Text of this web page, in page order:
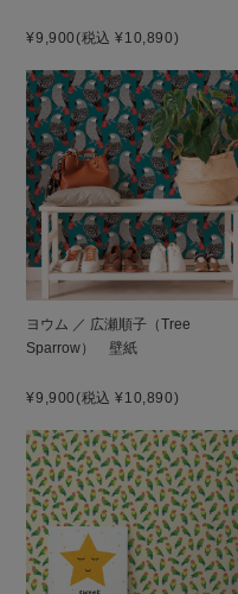
¥9,900(税込 ¥10,890)
ヨウム ／ 広瀬順子（Tree
Sparrow） 壁紙
¥9,900(税込 ¥10,890)